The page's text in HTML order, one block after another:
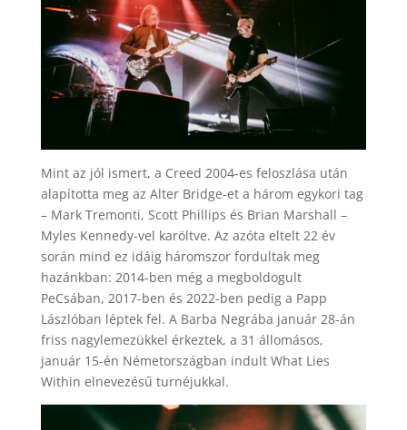
Mint az jól ismert, a Creed 2004-es feloszlása után
alapította meg az Alter Bridge-et a három egykori tag
– Mark Tremonti, Scott Phillips és Brian Marshall –
Myles Kennedy-vel karöltve. Az azóta eltelt 22 év
során mind ez idáig háromszor fordultak meg
hazánkban: 2014-ben még a megboldogult
PeCsában, 2017-ben és 2022-ben pedig a Papp
Lászlóban léptek fel. A Barba Negrába január 28-án
friss nagylemezükkel érkeztek, a 31 állomásos,
január 15-én Németországban indult What Lies
Within elnevezésű turnéjukkal.